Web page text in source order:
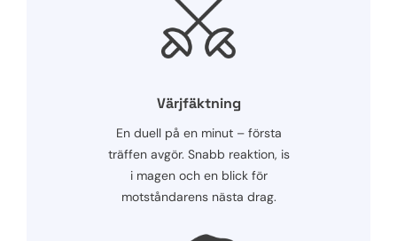
Värjfäktning
En duell på en minut – första
träffen avgör. Snabb reaktion, is
i magen och en blick för
motståndarens nästa drag.